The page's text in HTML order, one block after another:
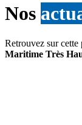
Nos
Retrouvez sur cette
Maritime Très